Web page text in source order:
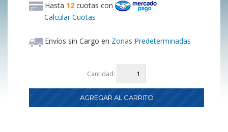
Hasta 12 cuotas con
Calcular Cuotas
Envíos sin Cargo en Zonas Predeterminadas
Cantidad: